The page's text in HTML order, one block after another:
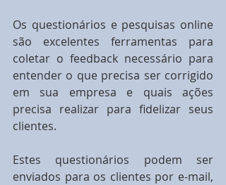
Os questionários e pesquisas online
são excelentes ferramentas para
coletar o feedback necessário para
entender o que precisa ser corrigido
em sua empresa e quais ações
precisa realizar para fidelizar seus
clientes.
Estes questionários podem ser
enviados para os clientes por e-mail,